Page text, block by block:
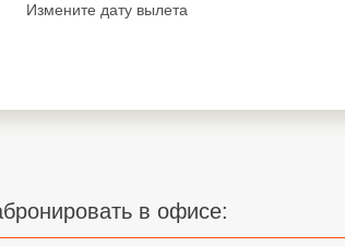
Измените дату вылета
в офисе: